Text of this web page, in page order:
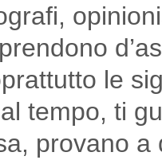
le
tempo, ti
provano